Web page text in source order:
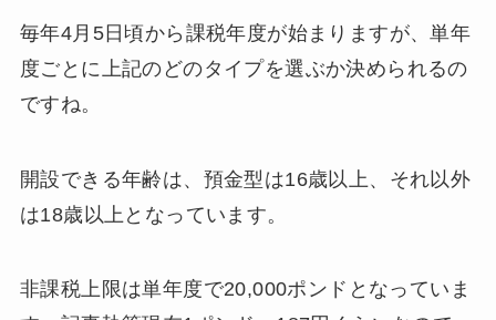
毎年4月5日頃から課税年度が始まりますが、単年
度ごとに上記のどのタイプを選ぶか決められるの
ですね。
開設できる年齢は、預金型は16歳以上、それ以外
は18歳以上となっています。
非課税上限は単年度で20,000ポンドとなっていま